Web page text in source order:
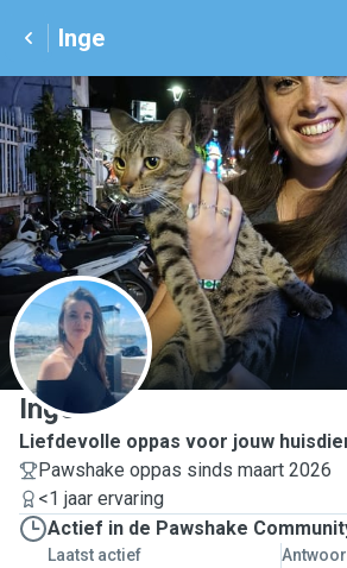
Inge
I
Inge
Liefdevolle oppas voor jouw
Pawshake oppas sinds maart 2026
<1 jaar ervaring
Actief in de Pawshake
Laatst actief